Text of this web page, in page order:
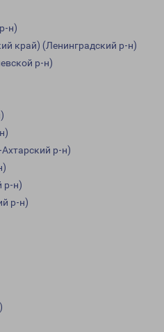
н)
край) (Ленинградский р-н)
р-н)
р-н)
р-н)
р-н)